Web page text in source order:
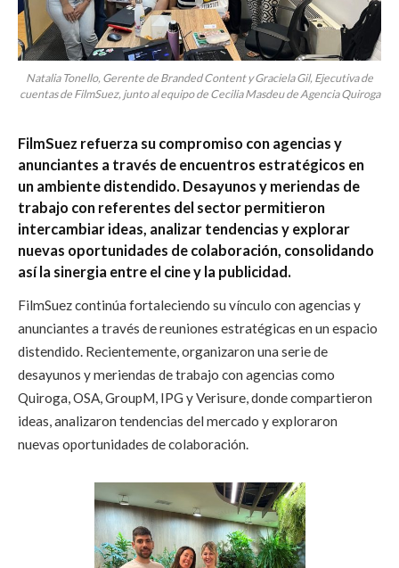
Natalia Tonello, Gerente de Branded Content y Graciela Gil, Ejecutiva de
cuentas de FilmSuez, junto al equipo de Cecilia Masdeu de Agencia Quiroga
FilmSuez refuerza su compromiso con agencias y
anunciantes a través de encuentros estratégicos en
un ambiente distendido. Desayunos y meriendas de
trabajo con referentes del sector permitieron
intercambiar ideas, analizar tendencias y explorar
nuevas oportunidades de colaboración, consolidando
así la sinergia entre el cine y la publicidad.
FilmSuez continúa fortaleciendo su vínculo con agencias y
anunciantes a través de reuniones estratégicas en un espacio
distendido. Recientemente, organizaron una serie de
desayunos y meriendas de trabajo con agencias como
Quiroga, OSA, GroupM, IPG y Verisure, donde compartieron
ideas, analizaron tendencias del mercado y exploraron
nuevas oportunidades de colaboración.